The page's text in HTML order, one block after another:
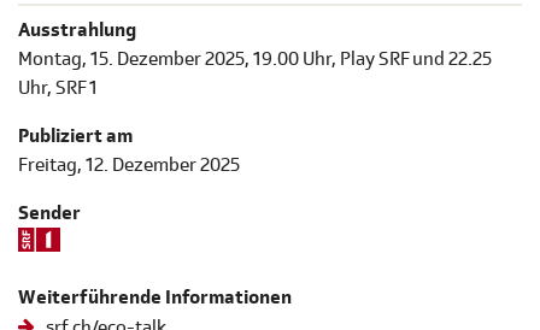
Ausstrahlung
Montag, 15. Dezember 2025, 19.00 Uhr, Play SRF und 22.25
Uhr, SRF 1
Publiziert am
Freitag, 12. Dezember 2025
Sender
Weiterführende Informationen